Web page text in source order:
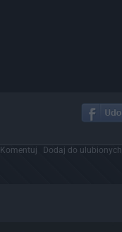
Komentuj Dodaj do ulubionych